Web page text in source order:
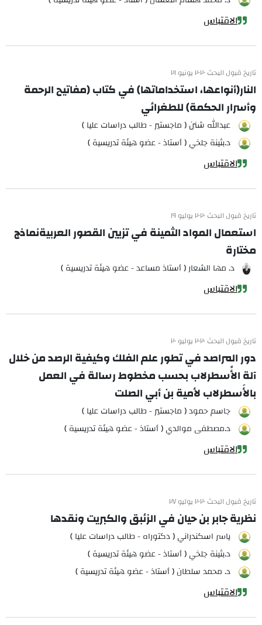
الاقتباس
تاريخ قبول البحث ٢٠٢٠ يونيو ٢١
النار(أنواعها، استخداماتها) في كتاب (مفاتيح الرحمة
وأسرار الحكمة) للطغرائي
عبدالله شنن ( ماجستير - طالب دراسات عليا )
د.بثينة جلخي ( أستاذ - عضو هيئة تدريسية )
الاقتباس
تاريخ قبول البحث ٢٠٢٠ يوليو ١٩
استعمال المواد الثمينة في تزيين القصور العربيةنماذج
مختارة
د. مها الشعار ( أستاذ مساعد - عضو هيئة تدريسية )
الاقتباس
تاريخ قبول البحث ٢٠٢٠ يوليو ٢٠
دور المراصد في تطور علم الفلك وكيفية الرصد من خلال
آلة الأًسطرلاب بحسب مخطوط رسالة في العمل
بالأَسطرلاب لأمية بن أبي الصلت
جاسم حمود ( ماجستير - طالب دراسات عليا )
د.مصطفى موالدي ( أستاذ - عضو هيئة تدريسية )
الاقتباس
تاريخ قبول البحث ٢٠٢٠ يوليو ٢٧
نظرية جابر بن حيان في الزئبق والكبريت ونقدها
ياسر اسكندراني ( دكتوراه - طالب دراسات عليا )
د.بثينة جلخي ( أستاذ - عضو هيئة تدريسية )
د. محمد سلطان ( أستاذ - عضو هيئة تدريسية )
الاقتباس